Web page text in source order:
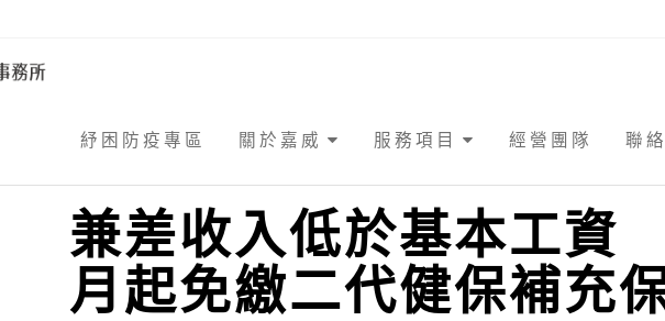
紓困防疫專區 關於嘉威 服務項目 經營團隊 聯
兼差收入低於基本工資
月起免繳二代健保補充